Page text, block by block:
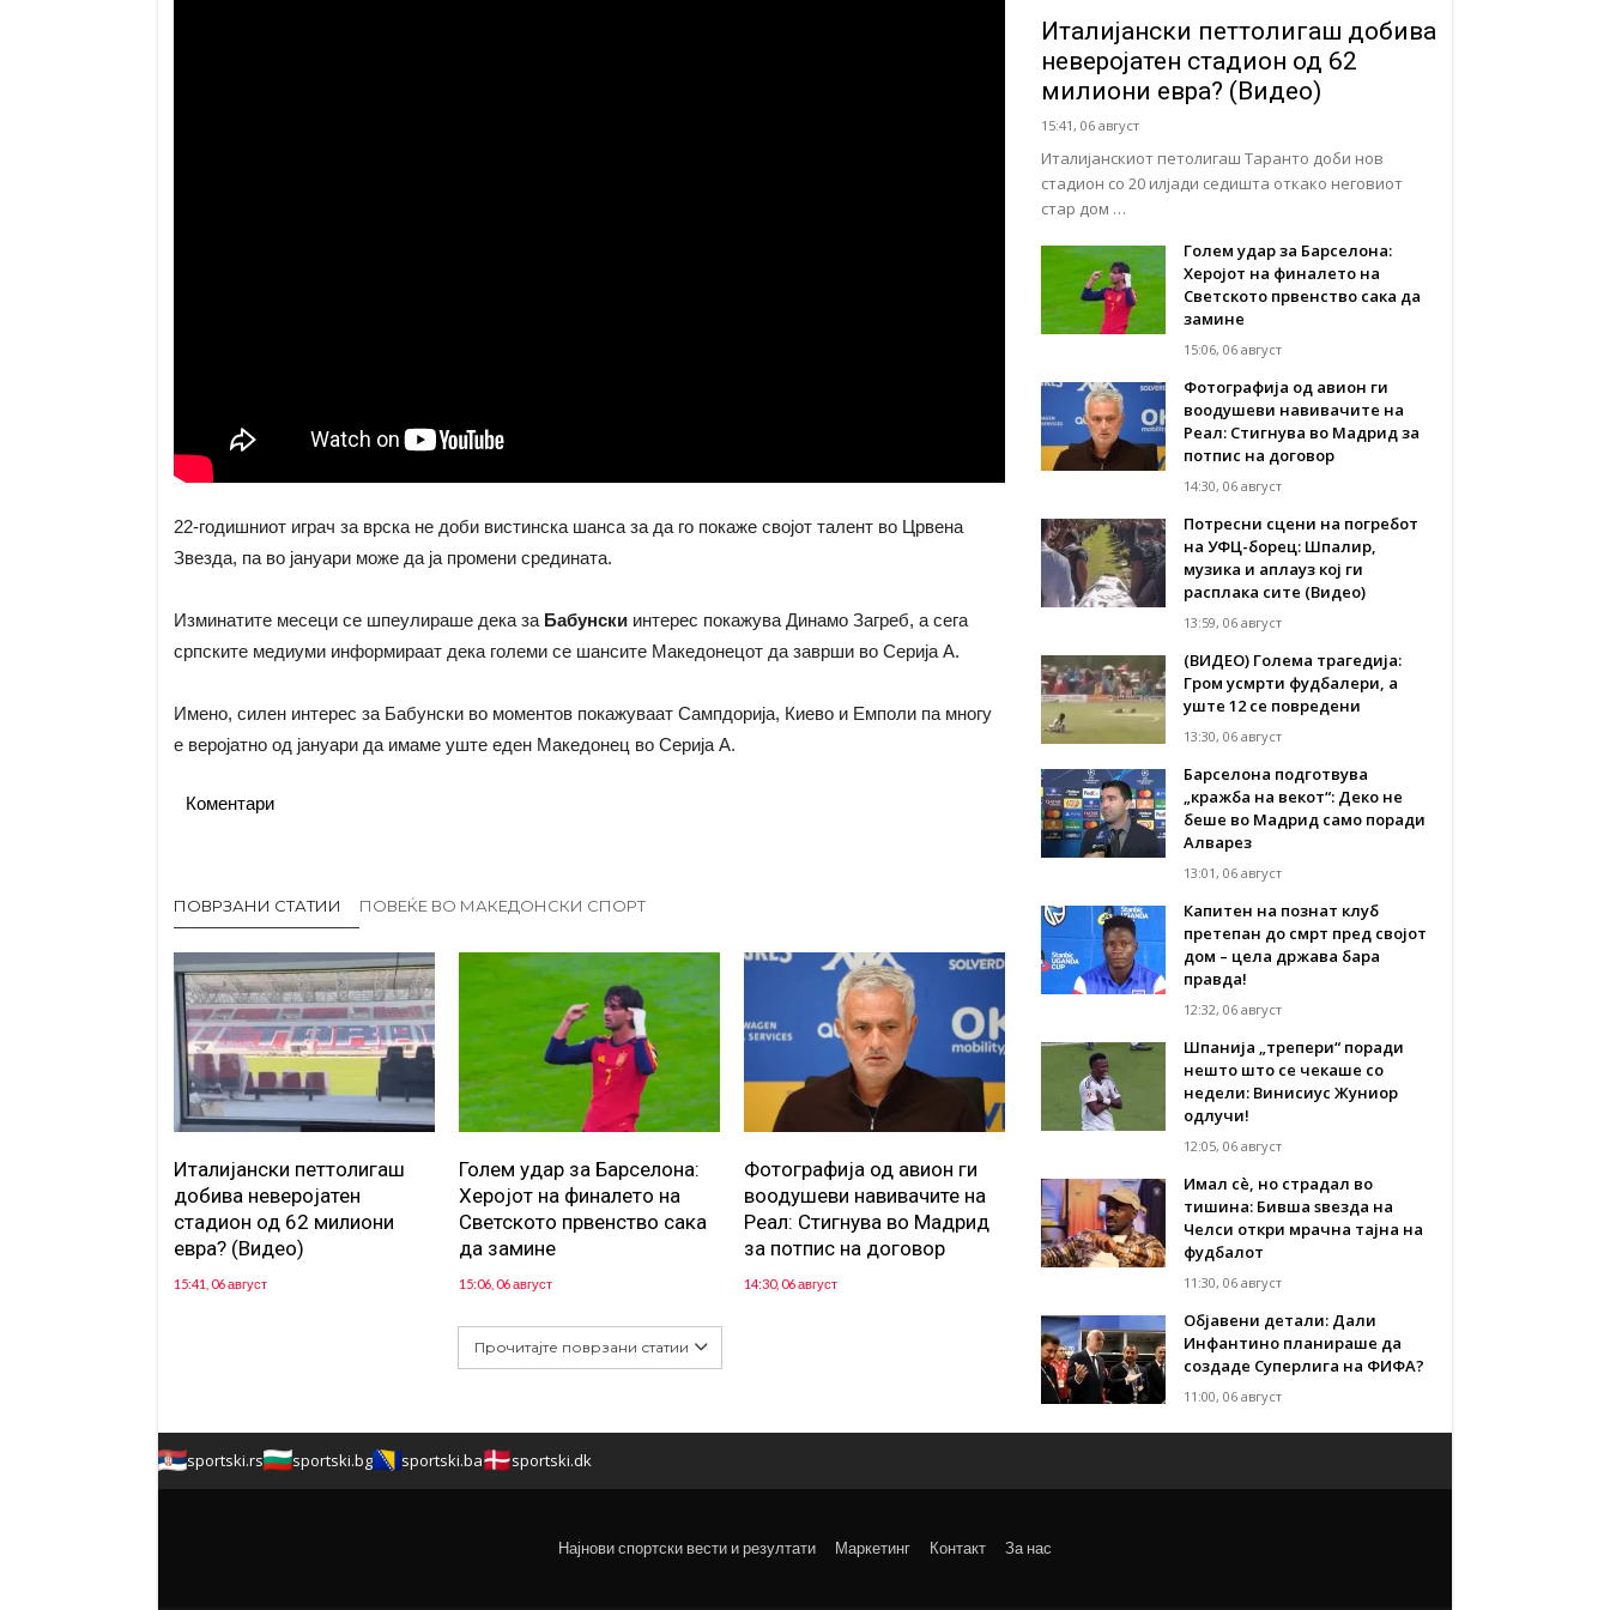
22-годишниот играч за врска не доби вистинска шанса за да го покаже својот талент во Црвена
Звезда, па во јануари може да ја промени средината.
Изминатите месеци се шпеулираше дека за Бабунскиинтерес покажува Динамо Загреб, а сега
српските медиуми информираат дека големи се шансите Македонецот да заврши во Серија А.
Имено, силен интерес за Бабунски во моментов покажуваат Сампдорија, Киево и Емполи па многу
е веројатно од јануари да имаме уште еден Македонец во Серија А.
Коментари
ПОВРЗАНИ СТАТИИ ПОВЕЌЕ ВО МАКЕДОНСКИ СПОРТ
Италијански петтолигаш
добива неверојатен
стадион од 62 милиони
евра? (Видео)
15:41, 06 август
Голем удар за Барселона:
Херојот на финалето на
Светското првенство сака
да замине
15:06, 06 август
Фотографија од авион ги
воодушеви навивачите на
Реал: Стигнува во Мадрид
за потпис на договор
14:30, 06 август
Прочитајте поврзани статии
Италијански петтолигаш добива
неверојатен стадион од 62
милиони евра? (Видео)
15:41, 06 август
Италијанскиот петолигаш Таранто доби нов
стадион со 20 илјади седишта откако неговиот
стар дом …
Голем удар за Барселона:
Херојот на финалето на
Светското првенство сака да
замине
15:06, 06 август
Фотографија од авион ги
воодушеви навивачите на
Реал: Стигнува во Мадрид за
потпис на договор
14:30, 06 август
Потресни сцени на погребот
на УФЦ-борец: Шпалир,
музика и аплауз кој ги
расплака сите (Видео)
13:59, 06 август
(ВИДЕО) Голема трагедија:
Гром усмрти фудбалери, а
уште 12 се повредени
13:30, 06 август
Барселона подготвува
„кражба на векот“: Деко не
беше во Мадрид само поради
Алварез
13:01, 06 август
Капитен на познат клуб
претепан до смрт пред својот
дом – цела држава бара
правда!
12:32, 06 август
Шпанија „трепери“ поради
нешто што се чекаше со
недели: Винисиус Жуниор
одлучи!
12:05, 06 август
Имал сè, но страдал во
тишина: Бивша ѕвезда на
Челси откри мрачна тајна на
фудбалот
11:30, 06 август
Објавени детали: Дали
Инфантино планираше да
создаде Суперлига на ФИФА?
11:00, 06 август
sportski.rs sportski.bg sportski.ba sportski.dk
Најнови спортски вести и резултати Маркетинг Контакт За нас